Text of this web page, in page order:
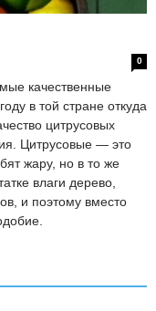
0
качественные
в той стране откуда
цитрусовых
Цитрусовые — это
жару, но в то же
влаги дерево,
и поэтому вместо